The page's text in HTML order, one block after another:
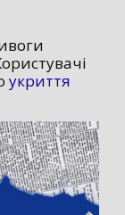
укриття